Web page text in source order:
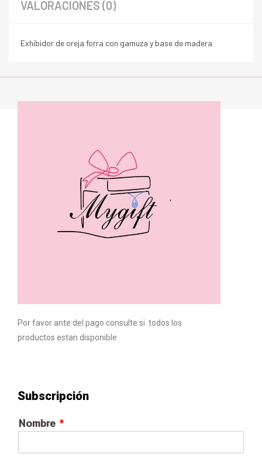
VALORACIONES (0)
Exhibidor de oreja forra con gamuza y base de madera
Por favor ante del pago consulte si todos los
productos estan disponible
Subscripción
Nombre *